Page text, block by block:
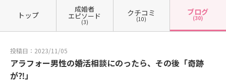
トップ
成婚者
エピソード
(3)
クチコミ
(10)
ブログ
(30)
投稿日：2023/11/05
アラフォー男性の婚活相談にのったら、その後「奇跡
が⁈」